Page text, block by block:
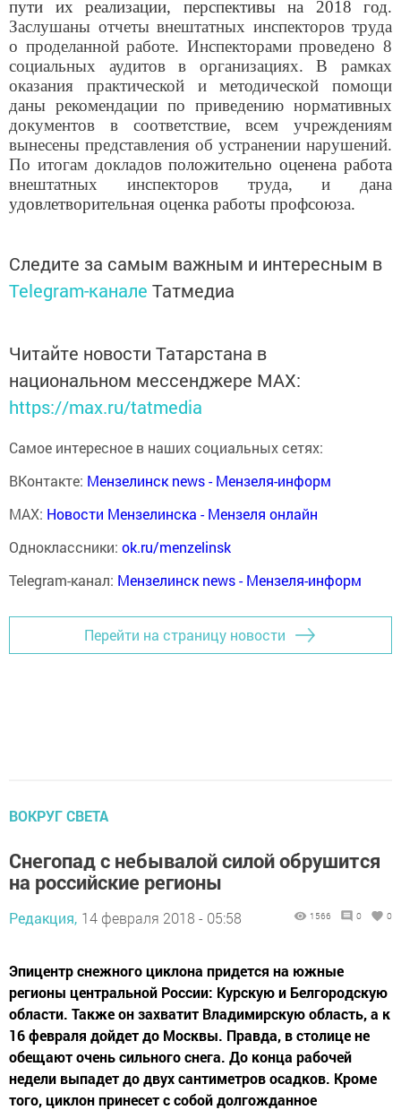
пути их реализации, перспективы на 2018 год.
Заслушаны отчеты внештатных инспекторов труда
о проделанной работе. Инспекторами проведено 8
социальных аудитов в организациях. В рамках
оказания практической и методической помощи
даны рекомендации по приведению нормативных
документов в соответствие, всем учреждениям
вынесены представления об устранении нарушений.
По итогам докладовположительно оценена работа
внештатных инспекторов труда,и дана
удовлетворительная оценка работы профсоюза.
Следите за самым важным и интересным в
Telegram-канале Татмедиа
Читайте новости Татарстана в
национальном мессенджере MАХ:
https://max.ru/tatmedia
Самое интересное в наших социальных сетях:
ВКонтакте: Мензелинск news - Мензеля-информ
MAX: Новости Мензелинска - Мензеля онлайн
Одноклассники: ok.ru/menzelinsk
Telegram-канал: Мензелинск news - Мензеля-информ
Перейти на страницу новости
ВОКРУГ СВЕТА
Снегопад с небывалой силой обрушится
на российские регионы
Редакция, 14 февраля 2018 - 05:58 1566 0 0
Эпицентр снежного циклона придется на южные
регионы центральной России: Курскую и Белгородскую
области. Также он захватит Владимирскую область, а к
16 февраля дойдет до Москвы. Правда, в столице не
обещают очень сильного снега. До конца рабочей
недели выпадет до двух сантиметров осадков. Кроме
того, циклон принесет с собой долгожданное